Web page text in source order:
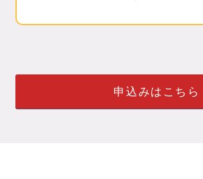
10-1-4 「買いどき」を見極める方法
10-1-5 マイホーム予算の計算方法
10-2-2 マイホーム購入のケーススタディ
申込みはこちら